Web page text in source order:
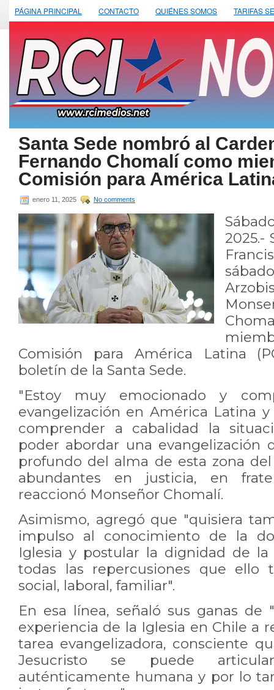
PÁGINA PRINCIPAL CONTACTO QUIÉNES SOMOS TARIFAS
Santa Sede nombró al
Fernando Chomalí como
Comisión para América
enero 11, 2025 No comments
2025.-
Comisión para América Latina
boletín de la Santa Sede.
"Estoy muy emocionado y
evangelización en América Latina
comprender a cabalidad la
poder abordar una evangelización
profundo del alma de esta zona
abundantes en justicia, en
reaccionó Monseñor Chomalí.
Asimismo, agregó que "quisiera
impulso al conocimiento de la
Iglesia y postular la dignidad de
todas las repercusiones que
social, laboral, familiar".
En esa línea, señaló sus ganas de
experiencia de la Iglesia en Chile a
tarea evangelizadora, consciente
Jesucristo se puede
auténticamente humana y por lo